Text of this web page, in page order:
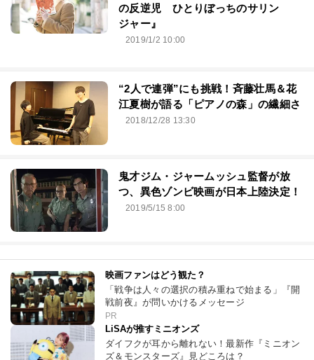
の反逆児 ひとりぼっちのサリン
ジャー』
2019/1/2 10:00
“2人で連弾”にも挑戦！斉藤壮馬＆花
江夏樹が語る「ピアノの森」の繊細さ
2018/12/28 13:30
鬼才ジム・ジャームッシュ監督が放
つ、異色ゾンビ映画が日本上陸決定！
2019/5/15 8:00
映画ファンはどう観た？
「戦争は人々の選択の積み重ねで始まる」『開
戦前夜』が問いかけるメッセージ
PR
LiSAが推すミニオンズ
ダイフクが耳から離れない！最新作『ミニオン
ズ＆モンスターズ』見どころは？